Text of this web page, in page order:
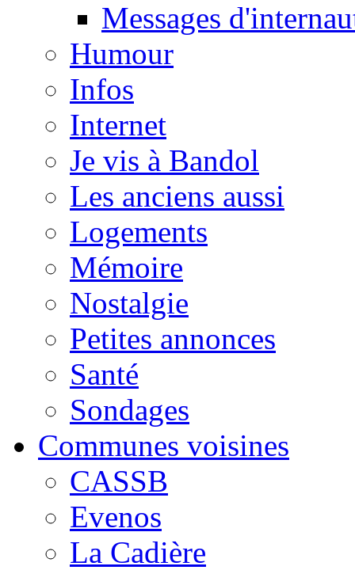
Messages
Humour
Infos
Internet
Je vis à Bandol
Les anciens aussi
Logements
Mémoire
Nostalgie
Petites annonces
Santé
Sondages
Communes voisines
CASSB
Evenos
La Cadière